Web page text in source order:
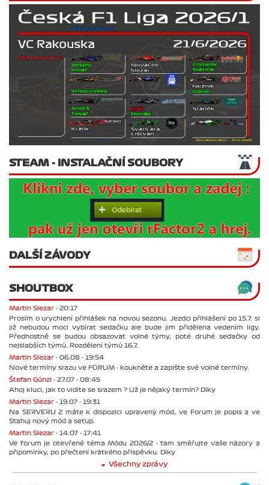
STEAM - INSTALAČNÍ SOUBORY
DALŠÍ ZÁVODY
SHOUTBOX
Martin Slezar - 20:17
Prosím o urychlení přihlášek na novou sezonu. Jezdci přihlášení po 15.7. si
již nebudou moci vybírat sedačku ale bude jim přidělena vedením ligy.
Přednostně se budou obsazovat volné týmy, poté druhé sedačky od
nejslabších týmů. Rozdělení týmů 16.7.
Martin Slezar - 06.08 - 19:54
Nové termíny srazu ve FORUM - koukněte a zapište své volné termíny.
Štefan Günzl - 27.07 - 08:45
Ahoj kluci, jak to vidíte se srazem ? Už je nějaký termín? Díky
Martin Slezar - 19.07 - 19:31
Na SERVERU 2 máte k dispozici upravený mód, ve Forum je popis a ve
Stahuj nový mód a setup.
Martin Slezar - 14.07 - 17:41
Ve forum je otevřené téma Módu 2026/2 - tam směřujte vaše názory a
připomínky, po přečtení krátkého příspěvku. Díky
Všechny zprávy